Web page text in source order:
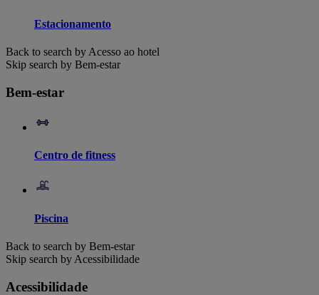
Estacionamento
Back to search by Acesso ao hotel
Skip search by Bem-estar
Bem-estar
Centro de fitness
Piscina
Back to search by Bem-estar
Skip search by Acessibilidade
Acessibilidade